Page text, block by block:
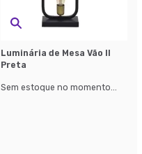
Luminária de Mesa Vão II
Preta
Sem estoque no momento...